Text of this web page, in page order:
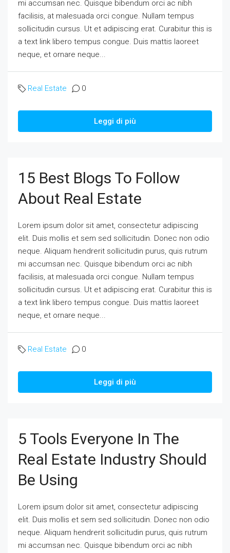
mi accumsan nec. Quisque bibendum orci ac nibh
facilisis, at malesuada orci congue. Nullam tempus
sollicitudin cursus. Ut et adipiscing erat. Curabitur this is
a text link libero tempus congue. Duis mattis laoreet
neque, et ornare neque...
Real Estate 0
Leggi di più
15 Best Blogs To Follow
About Real Estate
Lorem ipsum dolor sit amet, consectetur adipiscing
elit. Duis mollis et sem sed sollicitudin. Donec non odio
neque. Aliquam hendrerit sollicitudin purus, quis rutrum
mi accumsan nec. Quisque bibendum orci ac nibh
facilisis, at malesuada orci congue. Nullam tempus
sollicitudin cursus. Ut et adipiscing erat. Curabitur this is
a text link libero tempus congue. Duis mattis laoreet
neque, et ornare neque...
Real Estate 0
Leggi di più
5 Tools Everyone In The
Real Estate Industry Should
Be Using
Lorem ipsum dolor sit amet, consectetur adipiscing
elit. Duis mollis et sem sed sollicitudin. Donec non odio
neque. Aliquam hendrerit sollicitudin purus, quis rutrum
mi accumsan nec. Quisque bibendum orci ac nibh